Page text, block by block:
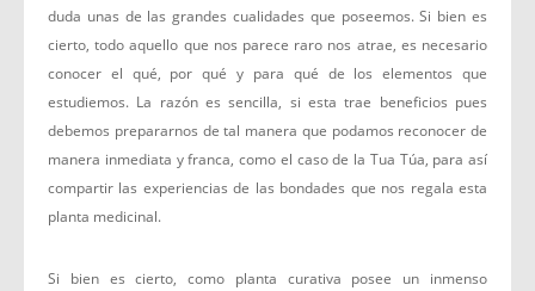
duda unas de las grandes cualidades que poseemos. Si bien es
cierto, todo aquello que nos parece raro nos atrae, es necesario
conocer el qué, por qué y para qué de los elementos que
estudiemos. La razón es sencilla, si esta trae beneficios pues
debemos prepararnos de tal manera que podamos reconocer de
manera inmediata y franca, como el caso de la Tua Túa, para así
compartir las experiencias de las bondades que nos regala esta
planta medicinal.
Si bien es cierto, como planta curativa posee un inmenso